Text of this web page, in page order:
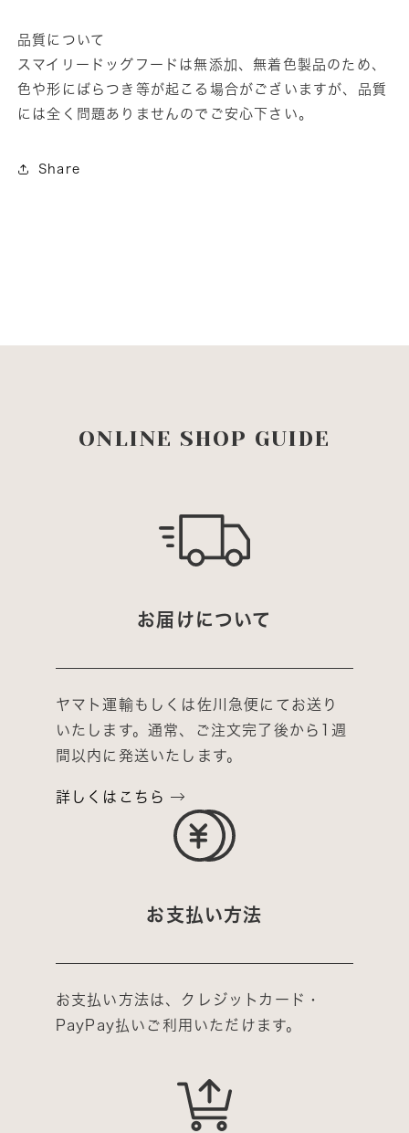
品質について
スマイリードッグフードは無添加、無着色製品のため、
色や形にばらつき等が起こる場合がございますが、品質
には全く問題ありませんのでご安心下さい。
Share
ONLINE SHOP GUIDE
お届けについて
ヤマト運輸もしくは佐川急便にてお送り
いたします。通常、ご注文完了後から1週
間以内に発送いたします。
詳しくはこちら
お支払い方法
お支払い方法は、クレジットカード・
PayPay払いご利用いただけます。